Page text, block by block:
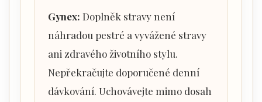
Gynex: Doplněk stravy není
náhradou pestré a vyvážené stravy
ani zdravého životního stylu.
Nepřekračujte doporučené denní
dávkování. Uchovávejte mimo dosah